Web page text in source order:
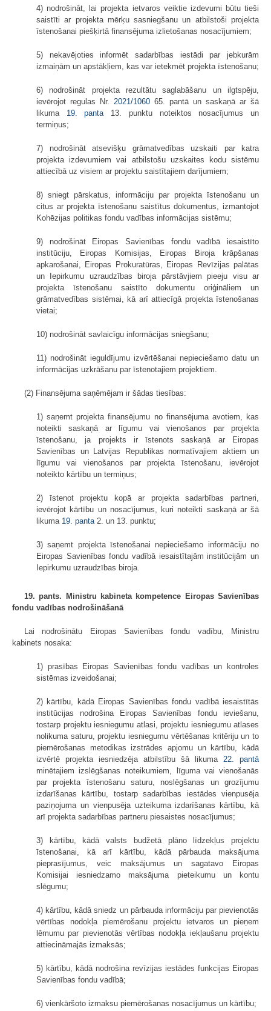
4) nodrošināt, lai projekta ietvaros veiktie izdevumi būtu tieši
saistīti ar projekta mērķu sasniegšanu un atbilstoši projekta
īstenošanai piešķirtā finansējuma izlietošanas nosacījumiem;
5) nekavējoties informēt sadarbības iestādi par jebkurām
izmaiņām un apstākļiem, kas var ietekmēt projekta īstenošanu;
6) nodrošināt projekta rezultātu saglabāšanu un ilgtspēju,
ievērojot regulas Nr. 2021/1060 65. pantā un saskaņā ar šā
likuma 19. panta13. punktu noteiktos nosacījumus un
termiņus;
7) nodrošināt atsevišķu grāmatvedības uzskaiti par katra
projekta izdevumiem vai atbilstošu uzskaites kodu sistēmu
attiecībā uz visiem ar projektu saistītajiem darījumiem;
8) sniegt pārskatus, informāciju par projekta īstenošanu un
citus ar projekta īstenošanu saistītus dokumentus, izmantojot
Kohēzijas politikas fondu vadības informācijas sistēmu;
9) nodrošināt Eiropas Savienības fondu vadībā iesaistīto
institūciju, Eiropas Komisijas, Eiropas Biroja krāpšanas
apkarošanai, Eiropas Prokuratūras, Eiropas Revīzijas palātas
un Iepirkumu uzraudzības biroja pārstāvjiem pieeju visu ar
projekta īstenošanu saistīto dokumentu oriģināliem un
grāmatvedības sistēmai, kā arī attiecīgā projekta īstenošanas
vietai;
10) nodrošināt savlaicīgu informācijas sniegšanu;
11) nodrošināt ieguldījumu izvērtēšanai nepieciešamo datu un
informācijas uzkrāšanu par īstenotajiem projektiem.
(2) Finansējuma saņēmējam ir šādas tiesības:
1) saņemt projekta finansējumu no finansējuma avotiem, kas
noteikti saskaņā ar līgumu vai vienošanos par projekta
īstenošanu, ja projekts ir īstenots saskaņā ar Eiropas
Savienības un Latvijas Republikas normatīvajiem aktiem un
līgumu vai vienošanos par projekta īstenošanu, ievērojot
noteikto kārtību un termiņus;
2) īstenot projektu kopā ar projekta sadarbības partneri,
ievērojot kārtību un nosacījumus, kuri noteikti saskaņā ar šā
likuma 19. panta2. un 13. punktu;
3) saņemt projekta īstenošanai nepieciešamo informāciju no
Eiropas Savienības fondu vadībā iesaistītajām institūcijām un
Iepirkumu uzraudzības biroja.
19. pants. Ministru kabineta kompetence Eiropas Savienības
fondu vadības nodrošināšanā
Lai nodrošinātu Eiropas Savienības fondu vadību, Ministru
kabinets nosaka:
1) prasības Eiropas Savienības fondu vadības un kontroles
sistēmas izveidošanai;
2) kārtību, kādā Eiropas Savienības fondu vadībā iesaistītās
institūcijas nodrošina Eiropas Savienības fondu ieviešanu,
tostarp projektu iesniegumu atlasi, projektu iesniegumu atlases
nolikuma saturu, projektu iesniegumu vērtēšanas kritēriju un to
piemērošanas metodikas izstrādes apjomu un kārtību, kādā
izvērtē projekta iesniedzēja atbilstību šā likuma 22. pantā
minētajiem izslēgšanas noteikumiem, līguma vai vienošanās
par projekta īstenošanu saturu, noslēgšanas un grozījumu
izdarīšanas kārtību, tostarp sadarbības iestādes vienpusēja
paziņojuma un vienpusēja uzteikuma izdarīšanas kārtību, kā
arī projekta sadarbības partneru piesaistes nosacījumus;
3) kārtību, kādā valsts budžetā plāno līdzekļus projektu
īstenošanai, kā arī kārtību, kādā pārbauda maksājuma
pieprasījumus, veic maksājumus un sagatavo Eiropas
Komisijai iesniedzamo maksājuma pieteikumu un kontu
slēgumu;
4) kārtību, kādā sniedz un pārbauda informāciju par pievienotās
vērtības nodokļa piemērošanu projektu ietvaros un pieņem
lēmumu par pievienotās vērtības nodokļa iekļaušanu projektu
attiecināmajās izmaksās;
5) kārtību, kādā nodrošina revīzijas iestādes funkcijas Eiropas
Savienības fondu vadībā;
6) vienkāršoto izmaksu piemērošanas nosacījumus un kārtību;